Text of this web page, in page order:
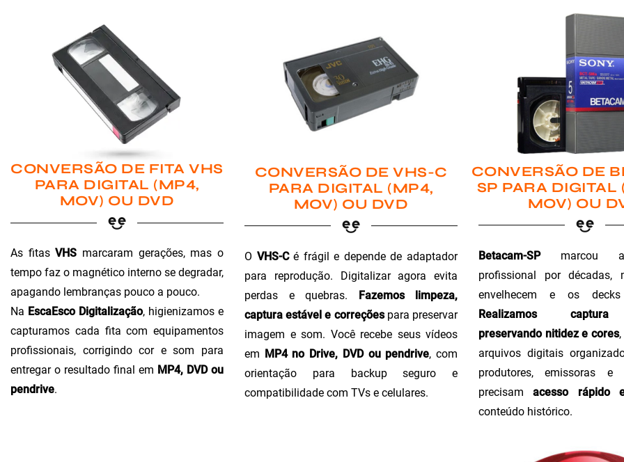
CONVERSÃO DE FITA VHS
PARA DIGITAL (MP4,
MOV) OU DVD
As fitasVHS marcaram gerações, mas o
tempo faz o magnético interno se degradar,
apagando lembranças pouco a pouco.
Na EscaEsco Digitalização, higienizamos e
capturamos cada fita com equipamentos
profissionais, corrigindo cor e som para
entregar o resultado final em MP4, DVD ou
pendrive.
CONVERSÃO DE VHS-C
PARA DIGITAL (MP4,
MOV) OU DVD
O VHS-Cé frágil e depende de adaptador
para reprodução. Digitalizar agora evita
perdas e quebras. Fazemos limpeza,
captura estável e correçõespara preservar
imagem e som. Você recebe seus vídeos
em MP4 no Drive, DVD ou pendrive, com
orientação para backup seguro e
compatibilidade com TVs e celulares.
CONVERSÃO DE
SP PARA DIGITAL
MOV) OU
Betacam-SPmarcou a
profissional por
envelhecem e os
Realizamos captura
preservando nitidez e cores
arquivos digitais
produtores, emissoras e
precisamacesso rápido
conteúdo histórico.